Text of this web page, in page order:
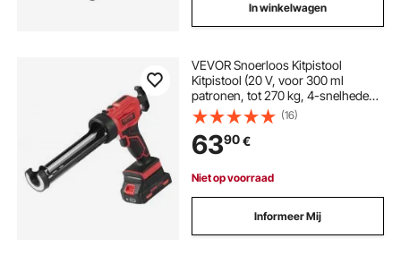
In winkelwagen
VEVOR Snoerloos Kitpistool
Kitpistool (20 V, voor 300 ml
patronen, tot 270 kg, 4-snelheden
instelbaar, incl. accu en oplader)
Compatibel met acrylzuur, lijmen
(16)
6390€
Niet op voorraad
Informeer Mij